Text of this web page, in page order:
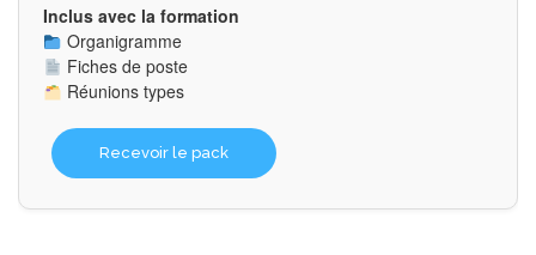
Inclus avec la formation
Organigramme
Fiches de poste
Réunions types
Recevoir le pack